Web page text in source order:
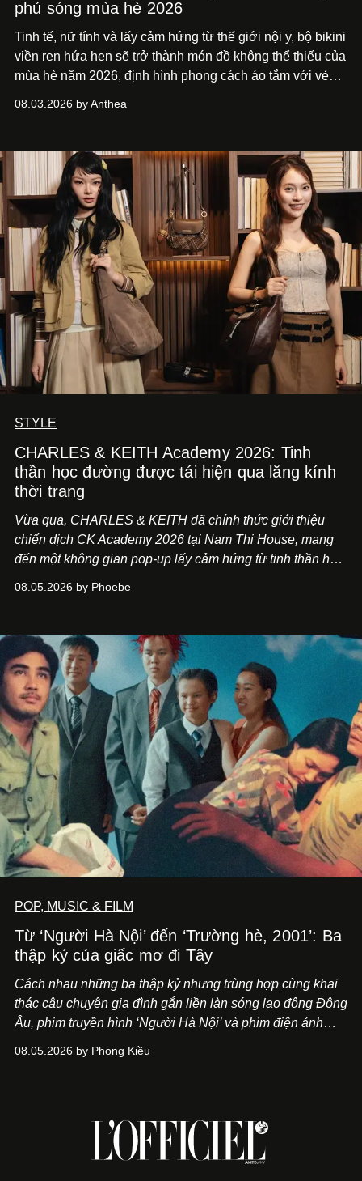
phủ sóng mùa hè 2026
Tinh tế, nữ tính và lấy cảm hứng từ thế giới nội y, bộ bikini
viền ren hứa hẹn sẽ trở thành món đồ không thể thiếu của
mùa hè năm 2026, định hình phong cách áo tắm với vẻ
08.03.2026 by Anthea
STYLE
CHARLES & KEITH Academy 2026: Tinh
thần học đường được tái hiện qua lăng kính
thời trang
Vừa qua, CHARLES & KEITH đã chính thức giới thiệu
chiến dịch CK Academy 2026 tại Nam Thi House, mang
đến một không gian pop-up lấy cảm hứng từ tinh thần học
sống của thế hệ Gen Z giao thoa trong một trải nghiệm đa
08.05.2026 by Phoebe
POP, MUSIC & FILM
Từ ‘Người Hà Nội’ đến ‘Trường hè, 2001’: Ba
thập kỷ của giấc mơ đi Tây
Cách nhau những ba thập kỷ nhưng trùng hợp cùng khai
thác câu chuyện gia đình gắn liền làn sóng lao động Đông
Âu, phim truyền hình ‘Người Hà Nội’ và phim điện ảnh
chọn một thuở thịnh hành.
08.05.2026 by Phong Kiều